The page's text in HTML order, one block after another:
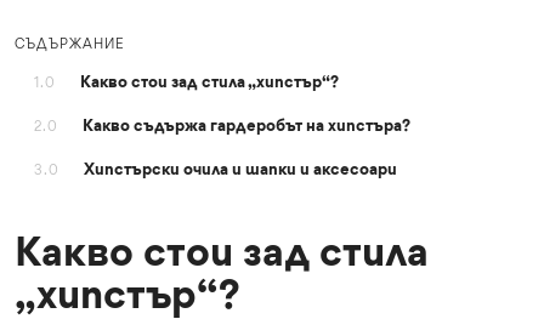
СЪДЪРЖАНИЕ
1.0 Какво стои зад стила „хипстър“?
2.0 Какво съдържа гардеробът на хипстъра?
3.0 Хипстърски очила и шапки и аксесоари
Какво стои зад стила
„хипстър“?